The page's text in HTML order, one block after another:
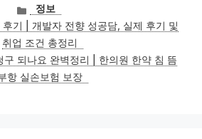
카
테
고
리
정보
기 | 개발자 전향 성공담, 실제 후기 및
취업 조건 총정리
구 되나요 완벽정리 | 한의원 한약 침 뜸
항 실손보험 보장